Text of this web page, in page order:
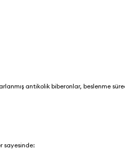
antikolik biberonlar, beslenme
sayesinde: